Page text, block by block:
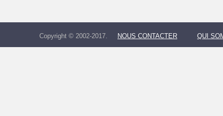
Copyright © 2002-2017. NOUS CONTACTER QUI